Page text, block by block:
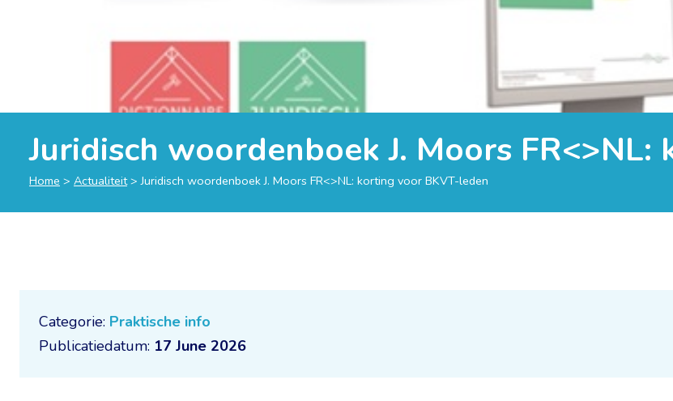
Juridisch woordenboek J. Moors
Home > Actualiteit>Juridisch woordenboek J. Moors FR<>NL: korting voor BKVT-leden
Categorie: Praktische info
Publicatiedatum: 17 June 2026